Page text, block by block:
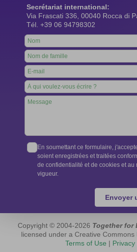
Secrétariat international:
Via Frascati 336, 00040 Rocca di
Tél. +39 06 94798302
Leave
this
field
blank
En soumettant ce formulaire,
soient enregistrées et traitées
de confidentialité et de cookies et au
vigueur.
Envoyer
Copyright © 2004-2026 Together for
licensed under a Creative Commons
Terms of Use | Privacy